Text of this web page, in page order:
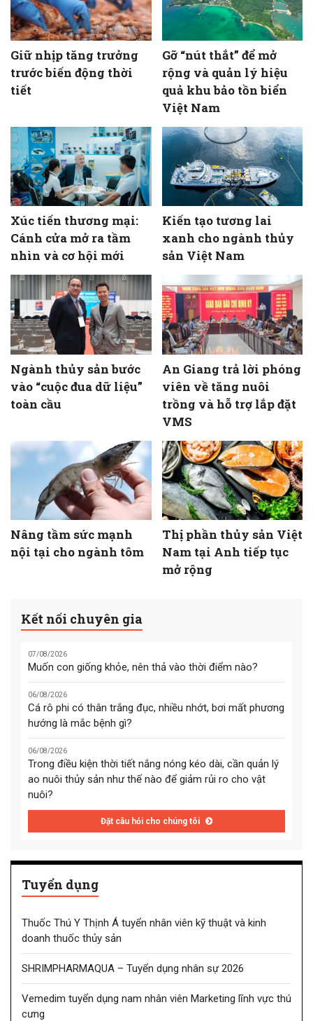
Giữ nhịp tăng trưởng
trước biến động thời
tiết
Gỡ “nút thắt” để mở
rộng và quản lý hiệu
quả khu bảo tồn biển
Việt Nam
Xúc tiến thương mại:
Cánh cửa mở ra tầm
nhìn và cơ hội mới
Kiến tạo tương lai
xanh cho ngành thủy
sản Việt Nam
Ngành thủy sản bước
vào “cuộc đua dữ liệu”
toàn cầu
An Giang trả lời phóng
viên về tăng nuôi
trồng và hỗ trợ lắp đặt
VMS
Nâng tầm sức mạnh
nội tại cho ngành tôm
Thị phần thủy sản Việt
Nam tại Anh tiếp tục
mở rộng
Kết nối chuyên gia
07/08/2026
Muốn con giống khỏe, nên thả vào thời điểm nào?
06/08/2026
Cá rô phi có thân trắng đục, nhiều nhớt, bơi mất phương
hướng là mắc bệnh gì?
06/08/2026
Trong điều kiện thời tiết nắng nóng kéo dài, cần quản lý
ao nuôi thủy sản như thế nào để giảm rủi ro cho vật
nuôi?
Đặt câu hỏi cho chúng tôi
Tuyển dụng
Thuốc Thú Y Thịnh Á tuyển nhân viên kỹ thuật và kinh
doanh thuốc thủy sản
SHRIMPHARMAQUA – Tuyển dụng nhân sự 2026
Vemedim tuyển dụng nam nhân viên Marketing lĩnh vực thú
cưng